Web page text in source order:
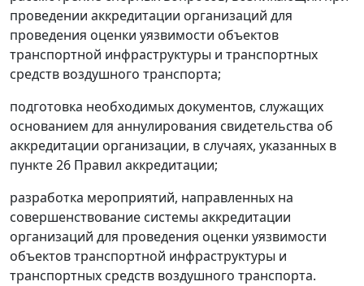
проведении аккредитации организаций для
проведения оценки уязвимости объектов
транспортной инфраструктуры и транспортных
средств воздушного транспорта;
подготовка необходимых документов, служащих
основанием для аннулирования свидетельства об
аккредитации организации, в случаях, указанных в
пункте 26 Правил аккредитации;
разработка мероприятий, направленных на
совершенствование системы аккредитации
организаций для проведения оценки уязвимости
объектов транспортной инфраструктуры и
транспортных средств воздушного транспорта.